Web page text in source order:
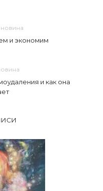
и экономим
и как она